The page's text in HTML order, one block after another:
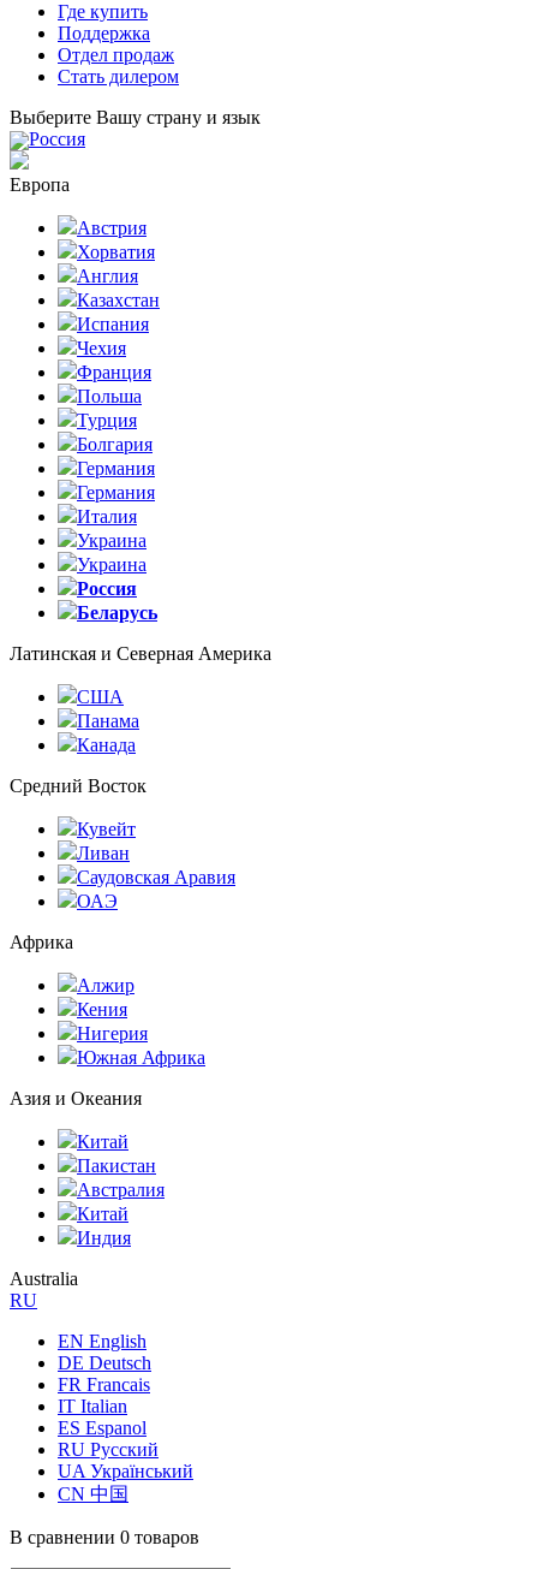
Где купить
Поддержка
Отдел продаж
Стать дилером
Выберите Вашу страну и язык
Россия
Европа
Австрия
Хорватия
Англия
Казахстан
Испания
Чехия
Франция
Польша
Турция
Болгария
Германия
Германия
Италия
Украина
Украина
Россия
Беларусь
Латинская и Северная Америка
США
Панама
Канада
Средний Восток
Кувейт
Ливан
Саудовская Аравия
ОАЭ
Африка
Алжир
Кения
Нигерия
Южная Африка
Азия и Океания
Китай
Пакистан
Австралия
Китай
Индия
Australia
RU
EN English
DE Deutsch
FR Francais
IT Italian
ES Espanol
RU Русский
UA Український
CN 中国
В сравнении 0 товаров